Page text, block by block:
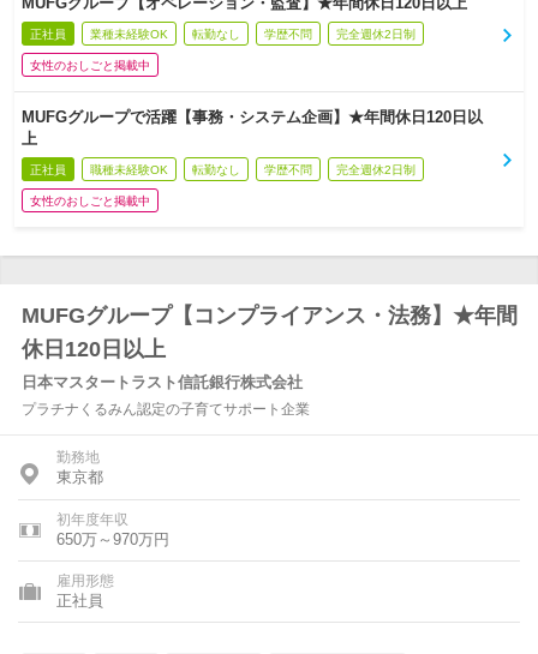
正社員 業種未経験OK 転勤なし 学歴不問 完全週休2日制
女性のおしごと掲載中
MUFGグループで活躍【事務・システム企画】★年間休日120日以
上
正社員 職種未経験OK 転勤なし 学歴不問 完全週休2日制
女性のおしごと掲載中
MUFGグループ【コンプライアンス・法務】★年間
休日120日以上
日本マスタートラスト信託銀行株式会社
プラチナくるみん認定の子育てサポート企業
勤務地
東京都
初年度年収
650万～970万円
雇用形態
正社員